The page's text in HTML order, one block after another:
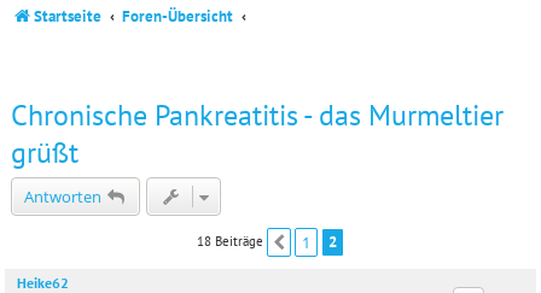
Startseite Foren-Übersicht
Chronische Pankreatitis - das Murmeltier
grüßt
Antworten
18 Beiträge Vorherige
1 2
Heike62